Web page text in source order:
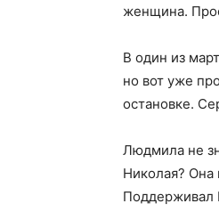
женщина.
В один из
но вот уже
остановке.
Людмила не
Николая? Она
Поддерживал